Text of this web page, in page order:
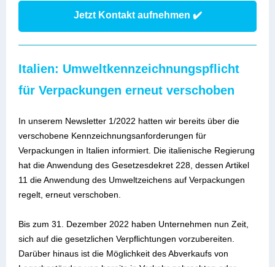
Jetzt Kontakt aufnehmen ✔️
Italien: Umweltkennzeichnungspflicht
für Verpackungen erneut verschoben
In unserem Newsletter 1/2022 hatten wir bereits über die
verschobene Kennzeichnungsanforderungen für
Verpackungen in Italien informiert. Die italienische Regierung
hat die Anwendung des Gesetzesdekret 228, dessen Artikel
11 die Anwendung des Umweltzeichens auf Verpackungen
regelt, erneut verschoben.
Bis zum 31. Dezember 2022 haben Unternehmen nun Zeit,
sich auf die gesetzlichen Verpflichtungen vorzubereiten.
Darüber hinaus ist die Möglichkeit des Abverkaufs von